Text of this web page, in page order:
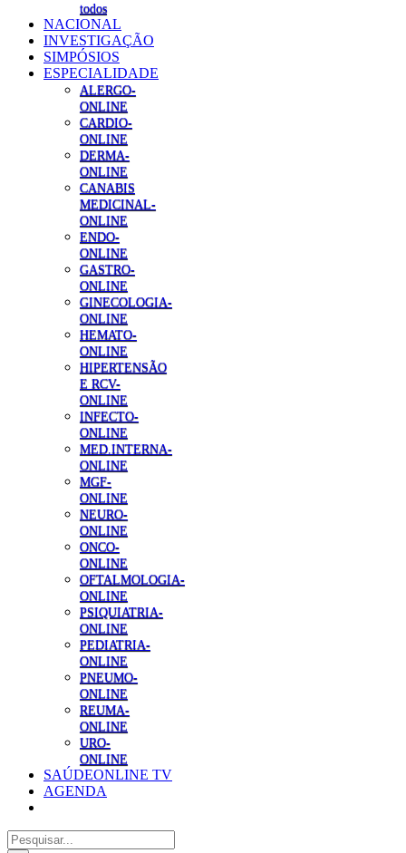
todos
NACIONAL
INVESTIGAÇÃO
SIMPÓSIOS
ESPECIALIDADE
ALERGO-
ONLINE
CARDIO-
ONLINE
DERMA-
ONLINE
CANABIS
MEDICINAL-
ONLINE
ENDO-
ONLINE
GASTRO-
ONLINE
GINECOLOGIA-
ONLINE
HEMATO-
ONLINE
HIPERTENSÃO
E RCV-
ONLINE
INFECTO-
ONLINE
MED.INTERNA-
ONLINE
MGF-
ONLINE
NEURO-
ONLINE
ONCO-
ONLINE
OFTALMOLOGIA-
ONLINE
PSIQUIATRIA-
ONLINE
PEDIATRIA-
ONLINE
PNEUMO-
ONLINE
REUMA-
ONLINE
URO-
ONLINE
SAÚDEONLINE TV
AGENDA
Pesquisar